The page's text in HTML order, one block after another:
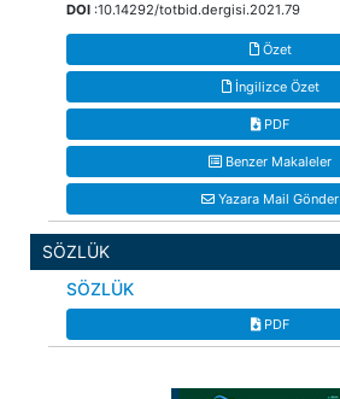
DOI :10.14292/totbid.dergisi.2021.79
Özet
İngilizce Özet
PDF
Benzer Makaleler
Yazara Mail Gönder
SÖZLÜK
SÖZLÜK
PDF